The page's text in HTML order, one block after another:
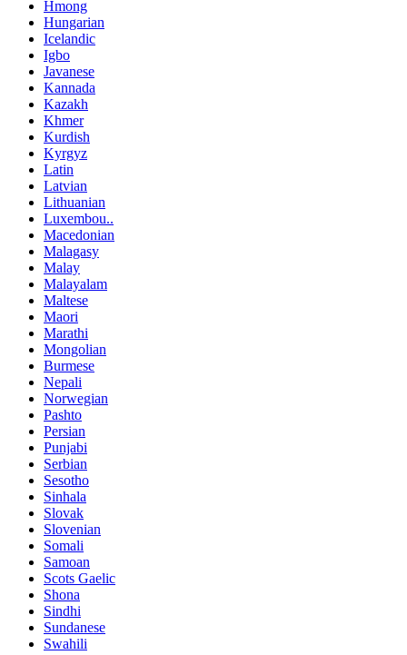
Hmong
Hungarian
Icelandic
Igbo
Javanese
Kannada
Kazakh
Khmer
Kurdish
Kyrgyz
Latin
Latvian
Lithuanian
Luxembou..
Macedonian
Malagasy
Malay
Malayalam
Maltese
Maori
Marathi
Mongolian
Burmese
Nepali
Norwegian
Pashto
Persian
Punjabi
Serbian
Sesotho
Sinhala
Slovak
Slovenian
Somali
Samoan
Scots Gaelic
Shona
Sindhi
Sundanese
Swahili